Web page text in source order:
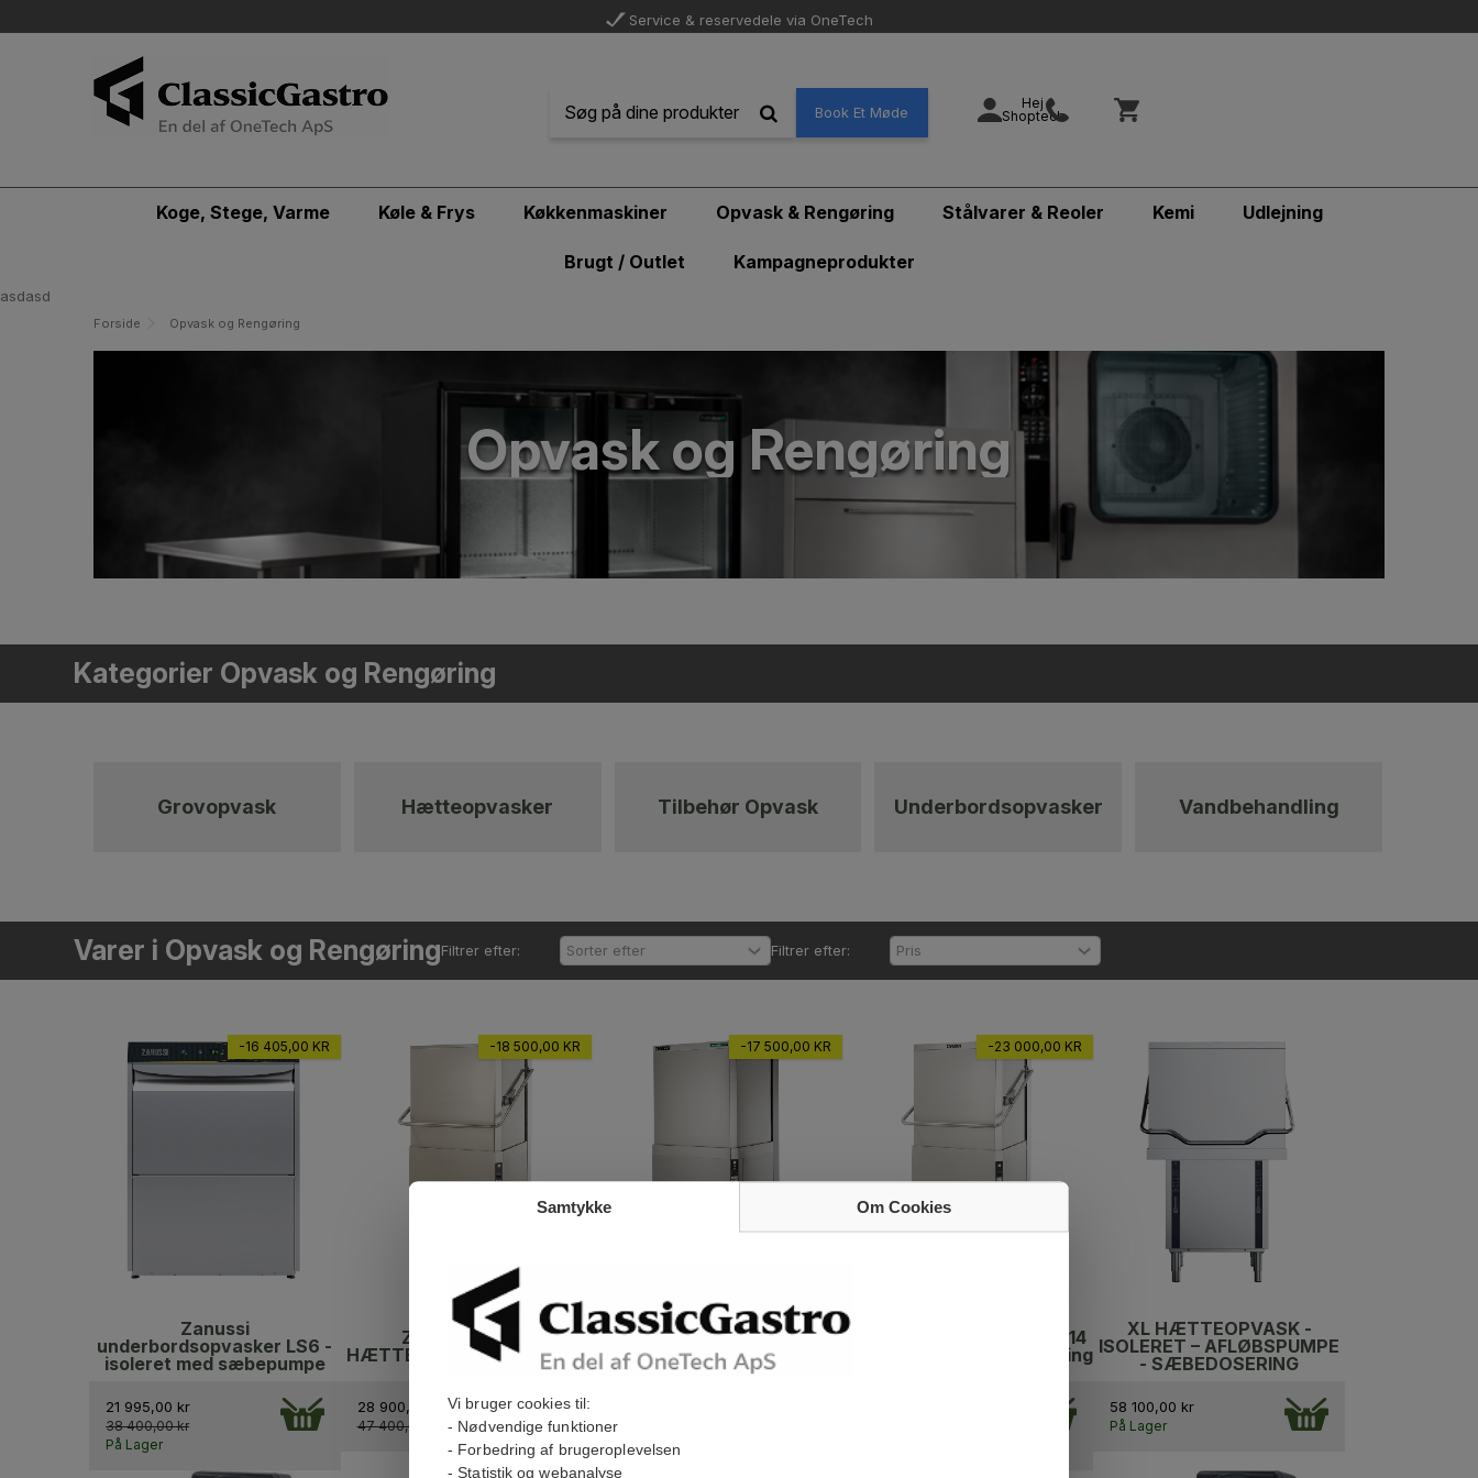
Service & reservedele via OneTech
Book Et Møde
Hej
Shoptech
Koge, Stege, Varme Køle & Frys Køkkenmaskiner Opvask & Rengøring Stålvarer & Reoler Kemi Udlejning
Brugt / Outlet Kampagneprodukter
asdasd
Forside Opvask og Rengøring
Opvask og Rengøring
Kategorier Opvask og Rengøring
Grovopvask Hætteopvasker Tilbehør Opvask Underbordsopvasker Vandbehandling
Varer i Opvask og RengøringFiltrer efter: Filtrer efter:
-16 405,00 KR
Zanussi
underbordsopvasker LS6 -
isoleret med sæbepumpe
21 995,00 kr
38 400,00 kr
På Lager
-18 500,00 KR
ZANUSSI LS9 -
HÆTTEOPVASKEMASKINE
28 900,00 kr
47 400,00 kr
-17 500,00 KR
Zanussi Hætteopvask LS14
isoleret – automatisk løft
72 500,00 kr
På Lager
-23 000,00 KR
Zanussi Hætteopvask LS14
isoleret - med sæbedosering
XL HÆTTEOPVASK -
ISOLERET – AFLØBSPUMPE
- SÆBEDOSERING
58 100,00 kr
På Lager
Samtykke Om Cookies
Vi bruger cookies til:
- Nødvendige funktioner
- Forbedring af brugeroplevelsen
- Statistik og webanalyse